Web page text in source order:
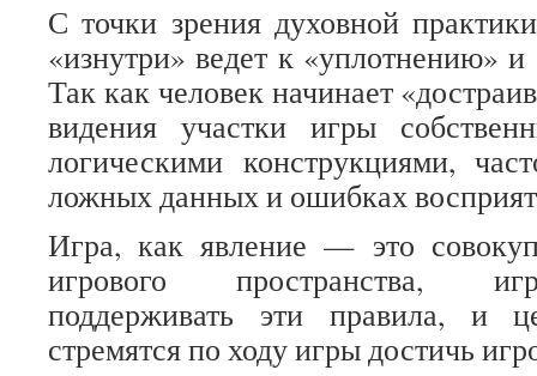
С точки зрения духовной
«изнутри» ведет к «уплотнению»
Так как человек начинает
видения участки игры
логическими конструкциями,
ложных данных и ошибках
Игра, как явление — это
игрового пространства,
поддерживать эти правила, и
стремятся по ходу игры достичь